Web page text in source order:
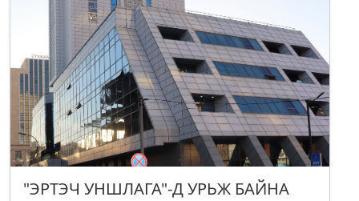
"ЭРТЭЧ УНШЛАГА"-Д УРЬЖ БАЙНА